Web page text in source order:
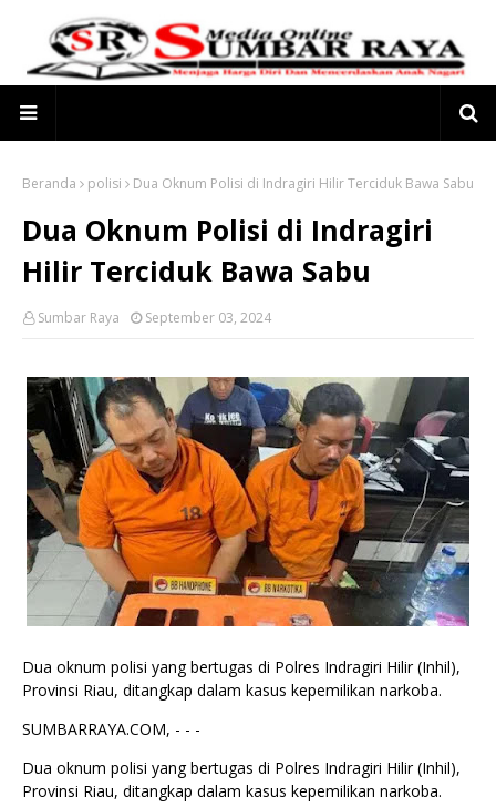
Beranda polisi Dua Oknum Polisi di Indragiri Hilir Terciduk Bawa Sabu
Dua Oknum Polisi di Indragiri
Hilir Terciduk Bawa Sabu
Sumbar Raya September 03, 2024
Dua oknum polisi yang bertugas di Polres Indragiri Hilir (Inhil),
Provinsi Riau, ditangkap dalam kasus kepemilikan narkoba.
SUMBARRAYA.COM, - - -
Dua oknum polisi yang bertugas di Polres Indragiri Hilir (Inhil),
Provinsi Riau, ditangkap dalam kasus kepemilikan narkoba.